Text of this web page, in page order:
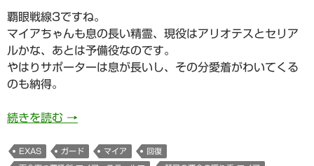
覇眼戦線3ですね。
マイアちゃんも息の長い精霊、現役はアリオテスとセリア
ルかな、あとは予備役なのです。
やはりサポーターは息が長いし、その分愛着がわいてくる
のも納得。
続きを読む 天命穿つ覇吼剣 マイア・スティルマちゃん
→
EXAS ガード マイア 回復